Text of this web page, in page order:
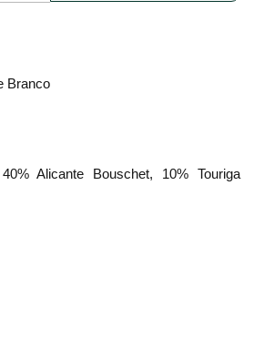
Branco
Alicante Bouschet, 10% Touriga